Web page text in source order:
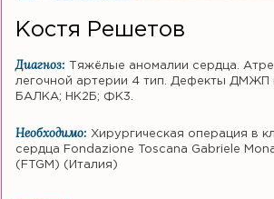
Костя Решетов
Диагноз:
Тяжёлые аномалии сердца.
легочной артерии 4 тип. Дефекты
БАЛКА; НК2Б; ФК3.
Необходимо: Хирургическая операция в
сердца Fondazione Toscana Gabriele
(FTGM) (Италия)